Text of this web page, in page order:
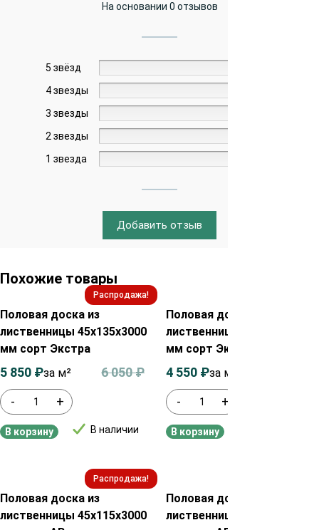
На основании 0 отзывов
5 звёзд
4 звезды
3 звезды
2 звезды
1 звезда
Добавить отзыв
Похожие товары
Распродажа!
Половая доска из
лиственницы 45х135х3000
мм сорт Экстра
- +
В наличии
6 050₽
5 850 ₽за м²
В корзину
Половая доска из
лиственницы 35х135х3000
мм сорт Экстра
- +
4 550 ₽за м²
В корзину
Распродажа!
Половая доска из
лиственницы 45х115х3000
Половая доска из
лиственницы 28х135х3000